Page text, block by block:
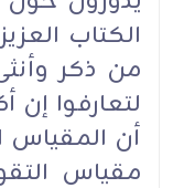
الكتاب
من ذكر
لتعارفوا إن
أن المقياس
مقياس